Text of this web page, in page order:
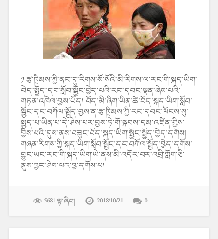
༡ རྩ་ཁྲིམས་ཀྱི་ནང་དུ་རིགས་སོ་སོའི་མི་རིགས་ལ་རང་གི་སྐད་ཡིག་
བེད་སྤྱོད་དང་སློབ་སྦྱོང་བྱེད་པའི་རང་དབང་ལྡན་ཞེས་པའི་
གཏན་འཁེལ་བྱས་ཡོད། བོད་མི་ཞིག་ཡིན་ཚེ་བོད་སྐད་ཡིག་སློབ་
སྦྱོང་དང་བཀོལ་སྤྱོད་བྱས་ན་རྩ་ཁྲིམས་ཀྱི་རང་དབང་ལོངས་སུ་
སྤྱད་པ་ཡིན་པ་དེ་ཤེས་པར་བྱས་ཏེ་གོ་སྐབས་དམ་འཛིན་གྱིས་
བྱིས་པའི་དུས་ནས་བཟུང་བོད་སྐད་ཡིག་སྦྱོང་སྤྱོད་བྱེད་དགོས།
གཞན་རིགས་ཀྱི་སྐད་ཡིག་སློབ་སྦྱོང་དང་བཀོལ་སྤྱོད་བྱེད་དགོས་
བྱུང་ཡང་རང་གི་སྐད་ཡིག་ཡེ་ནས་མི་འདོར་བར་འབྲི་ཀློག་ཅི་
ནུས་ཀྱང་ཤེས་པར་བྱ་དགོས་པ།
5681 ལྟ་ཞིབ། 2018/10/21 0